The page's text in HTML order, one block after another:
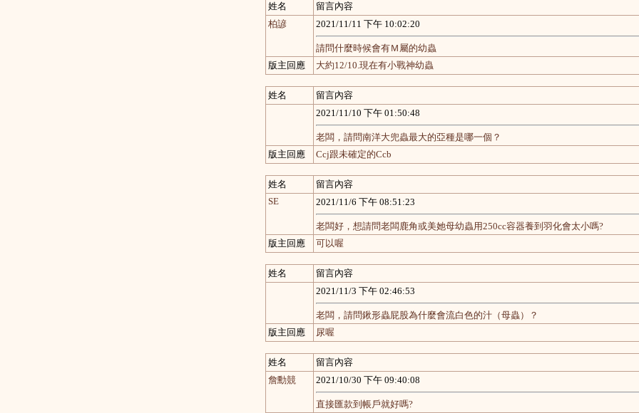
姓名
留言內容
柏諺
2021/11/11 下午 10:02:20
請問什麼時候會有Ｍ屬的幼蟲
版主回應
大約12/10.現在有小戰神幼蟲
姓名
留言內容
2021/11/10 下午 01:50:48
老闆，請問南洋大兜蟲最大的亞種是哪一個？
版主回應
Ccj跟未確定的Ccb
姓名
留言內容
SE
2021/11/6 下午 08:51:23
老闆好，想請問老闆鹿角或美她母幼蟲用250cc容器養到羽化會太小嗎?
版主回應
可以喔
姓名
留言內容
2021/11/3 下午 02:46:53
老闆，請問鍬形蟲屁股為什麼會流白色的汁（母蟲）？
版主回應
尿喔
姓名
留言內容
詹勳競
2021/10/30 下午 09:40:08
直接匯款到帳戶就好嗎?